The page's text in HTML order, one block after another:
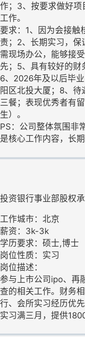
作；3、按要求做好项
工作。
要求：1、因为会接触
责；2、长期实习，保
需现场办公，能够接
先；5、具有较好的财
6、2026年及以后毕
阳区北投大厦；8、
三餐；表现优秀者有
生）。
PS：公司整体氛围非
是核心工作内容，长
投资银行事业部股权
工作城市：北京
薪资：3k-3k
学历要求：硕士,博士
岗位性质：实习
岗位描述：
参与上市公司ipo、再
查的相关工作。财务
行、会所实习经历优先
实习满三月，提供